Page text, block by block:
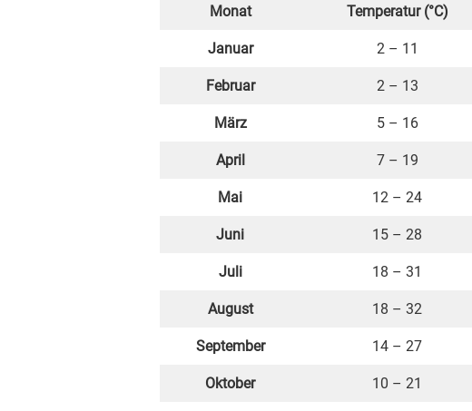
Monat Temperatur (°C)
Januar 2 – 11
Februar 2 – 13
März 5 – 16
April 7 – 19
Mai 12 – 24
Juni 15 – 28
Juli 18 – 31
August 18 – 32
September 14 – 27
Oktober 10 – 21